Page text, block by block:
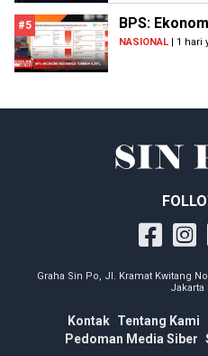
#5 BPS:
NASIONAL | 1 hari
Graha Sin Po, Jl. Kramat Kwitang
Jakarta
Kontak Tentang Kami
Pedoman Media Siber